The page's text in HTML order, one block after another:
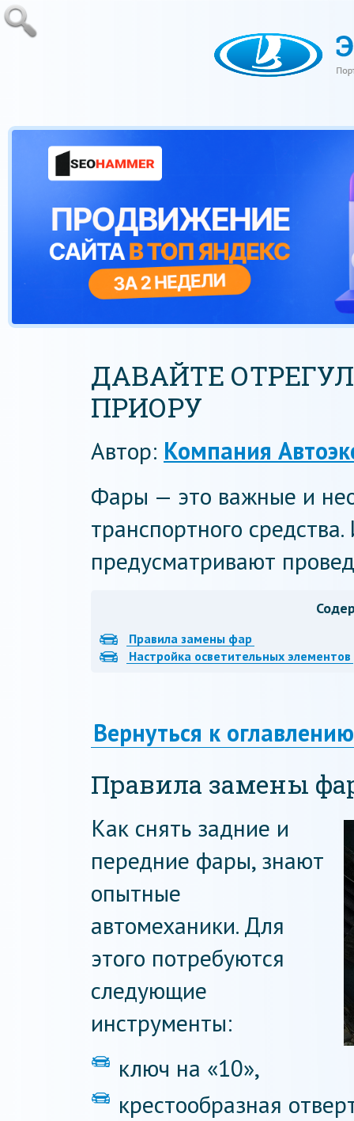
ДАВАЙТЕ
ПРИОРУ
Автор: Компания
Фары — это важные и
транспортного
предусматривают
Правила замены фар
Настройка осветительных элементов
Вернуться к оглавлению
Правила замены
Как снять задние и
передние фары, знают
опытные
автомеханики. Для
этого потребуются
следующие
инструменты:
ключ на «10»,
крестообразная